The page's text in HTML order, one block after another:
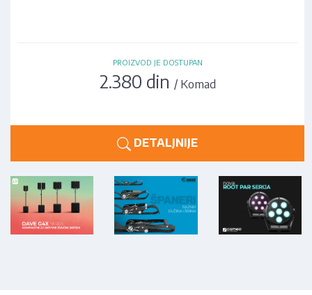
PROIZVOD JE DOSTUPAN
2.380 din / Komad
DETALJNIJE